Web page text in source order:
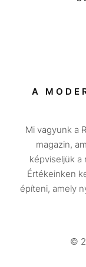
A
Mi vagyunk a
magazin,
képviseljük a
Értékeinken
építeni, amely
©